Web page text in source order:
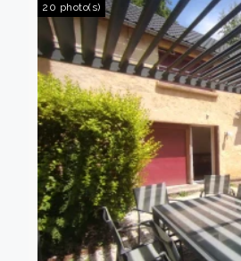
20 photo(s)